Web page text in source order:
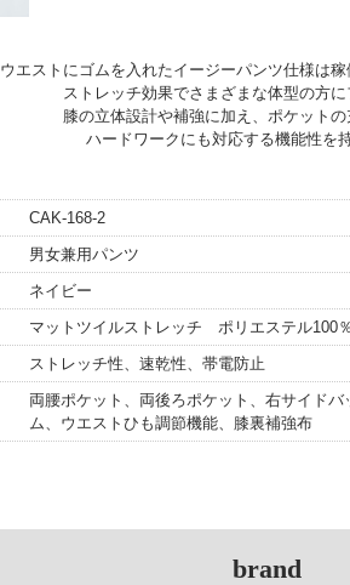
ウエストにゴムを入れたイージーパンツ仕様は稼
ストレッチ効果でさまざまな体型の方に
膝の立体設計や補強に加え、ポケットの
ハードワークにも対応する機能性を
CAK-168-2
男女兼用パンツ
ネイビー
マットツイルストレッチ ポリエステル100％
ストレッチ性、速乾性、帯電防止
両腰ポケット、両後ろポケット、右サイド
ム、ウエストひも調節機能、膝裏補強布
brand